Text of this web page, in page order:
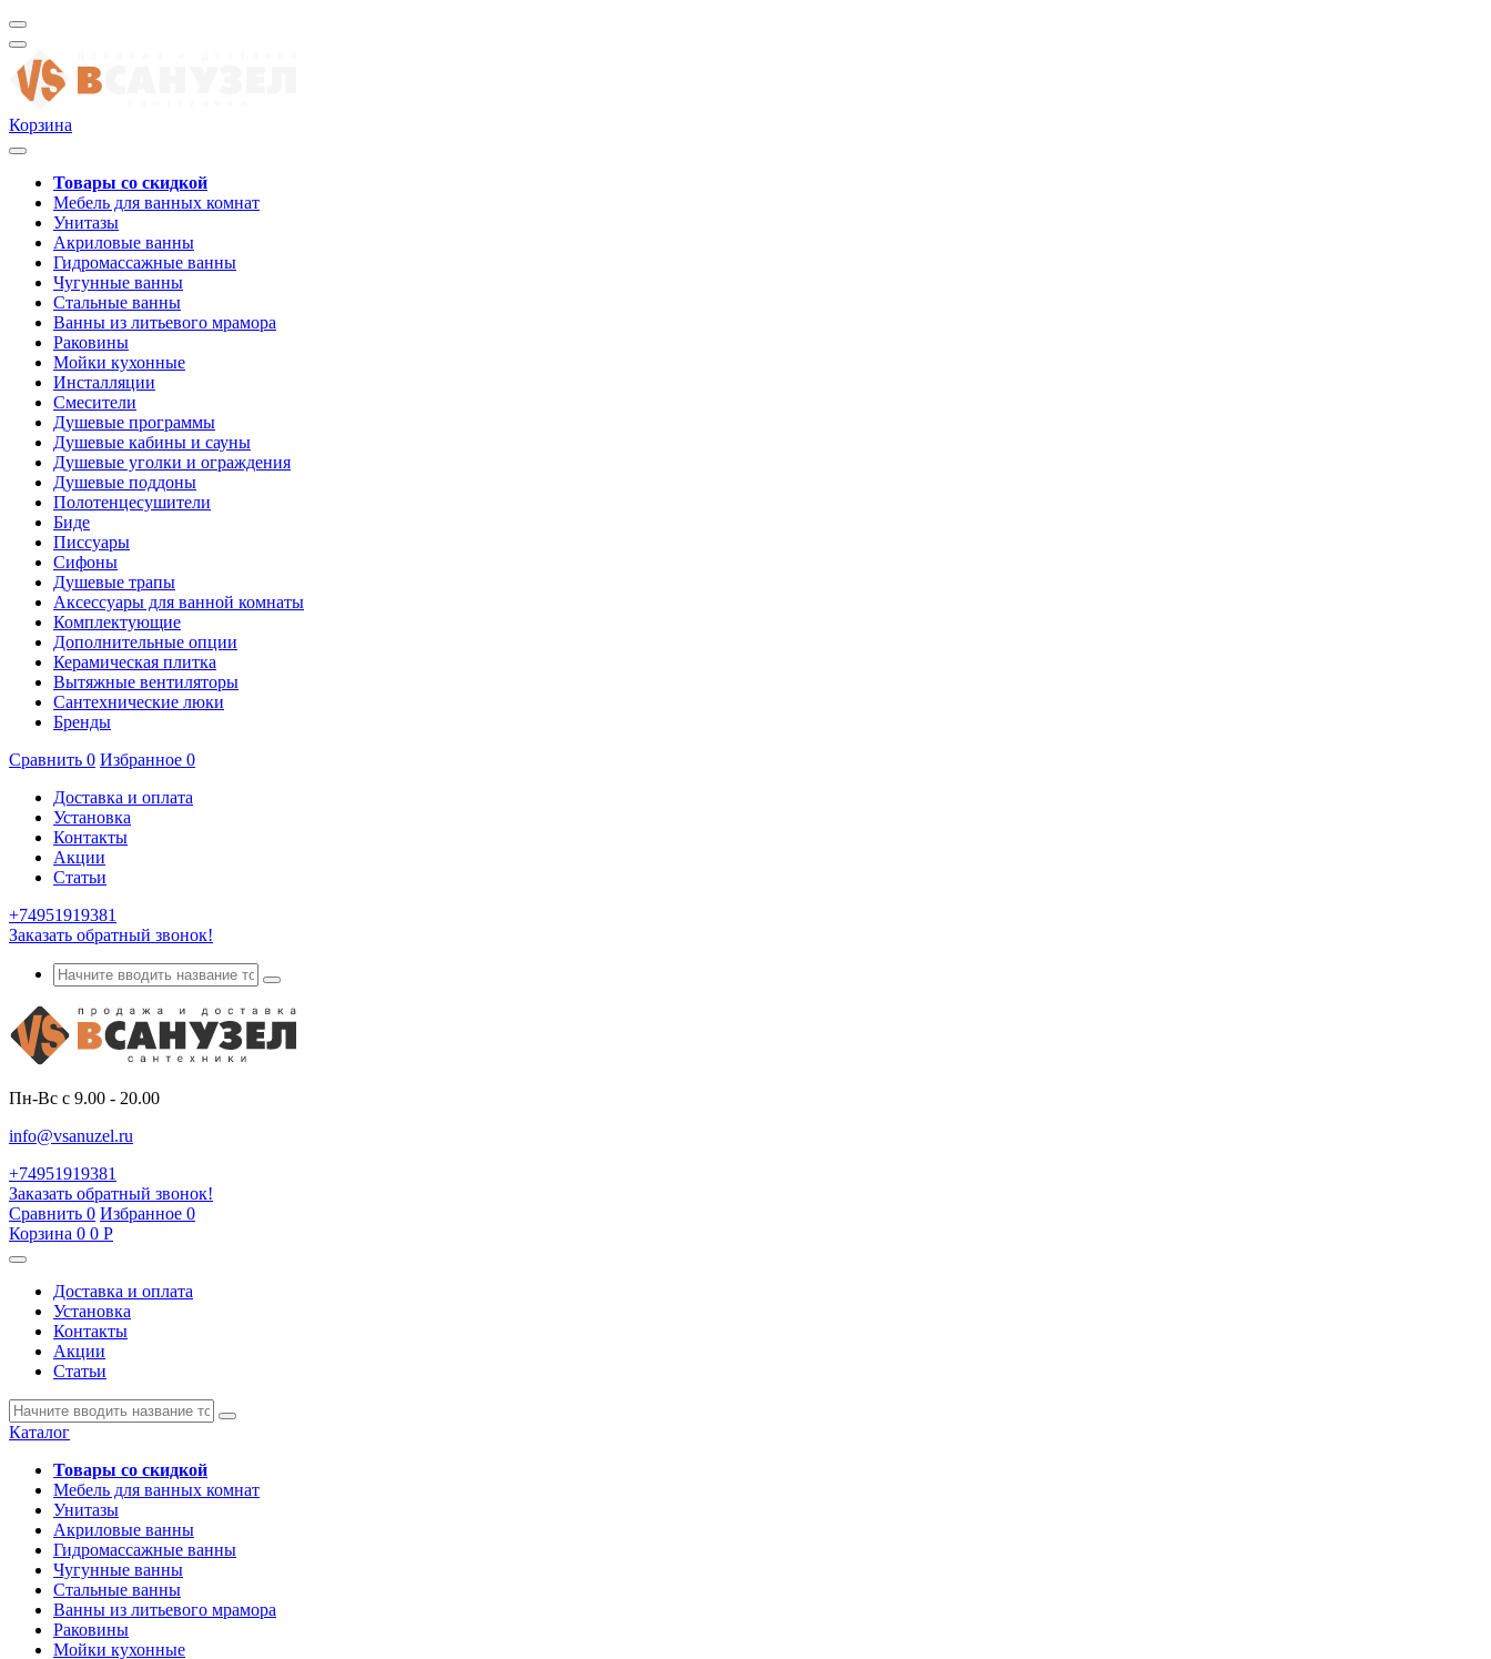
Корзина
Товары со скидкой
Мебель для ванных комнат
Унитазы
Акриловые ванны
Гидромассажные ванны
Чугунные ванны
Стальные ванны
Ванны из литьевого мрамора
Раковины
Мойки кухонные
Инсталляции
Смесители
Душевые программы
Душевые кабины и сауны
Душевые уголки и ограждения
Душевые поддоны
Полотенцесушители
Биде
Писсуары
Сифоны
Душевые трапы
Аксессуары для ванной комнаты
Комплектующие
Дополнительные опции
Керамическая плитка
Вытяжные вентиляторы
Сантехнические люки
Бренды
Сравнить 0 Избранное 0
Доставка и оплата
Установка
Контакты
Акции
Статьи
+74951919381
Заказать обратный звонок!
Пн-Вс с 9.00 - 20.00
info@vsanuzel.ru
+74951919381
Заказать обратный звонок!
Сравнить 0 Избранное 0
Корзина 0 0 Р
Доставка и оплата
Установка
Контакты
Акции
Статьи
Каталог
Товары со скидкой
Мебель для ванных комнат
Унитазы
Акриловые ванны
Гидромассажные ванны
Чугунные ванны
Стальные ванны
Ванны из литьевого мрамора
Раковины
Мойки кухонные